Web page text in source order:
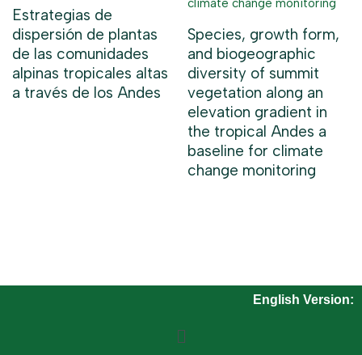
Estrategias de
dispersión de plantas
de las comunidades
alpinas tropicales altas
a través de los Andes
Species, growth form,
and biogeographic
diversity of summit
vegetation along an
elevation gradient in
the tropical Andes a
baseline for climate
change monitoring
English Version: